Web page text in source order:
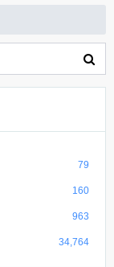
79
160
963
34,764